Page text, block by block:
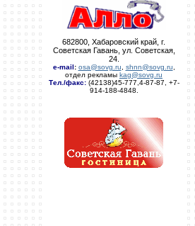
682800, Хабаровский край, г.
Советская Гавань, ул. Советская,
24.
e-mail: osa@sovg.ru shnn@sovg.ru
отдел рекламы kag@sovg.ru
Тел./факс:(42138)45-777,4-87-87, +7-
914-188-4848.